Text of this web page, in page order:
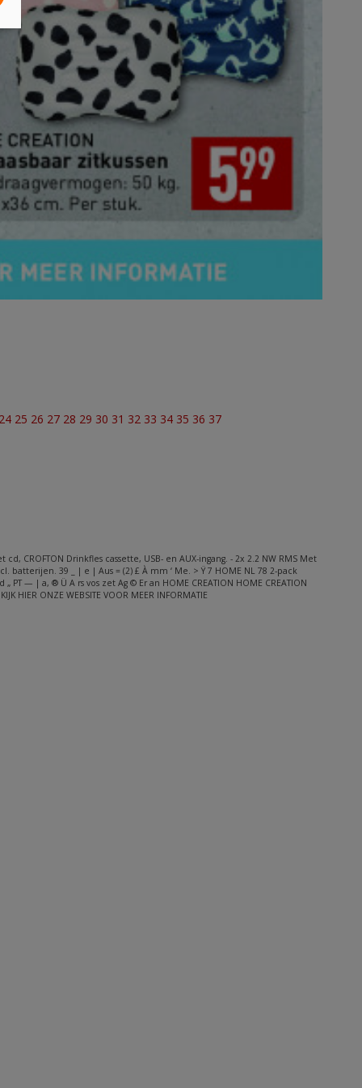
25 26 27 28 29 30 31 32 33 34 35 36 37
CROFTON Drinkfles cassette, USB- en AUX-ingang. - 2x 2.2 NW RMS Met
39 _ | e | Aus = (2) £ À mm ‘ Me. > Ÿ 7 HOME NL 78 2-pack
— | a, ® Ü A rs vos zet Ag © Er an HOME CREATION HOME CREATION
ONZE WEBSITE VOOR MEER INFORMATIE